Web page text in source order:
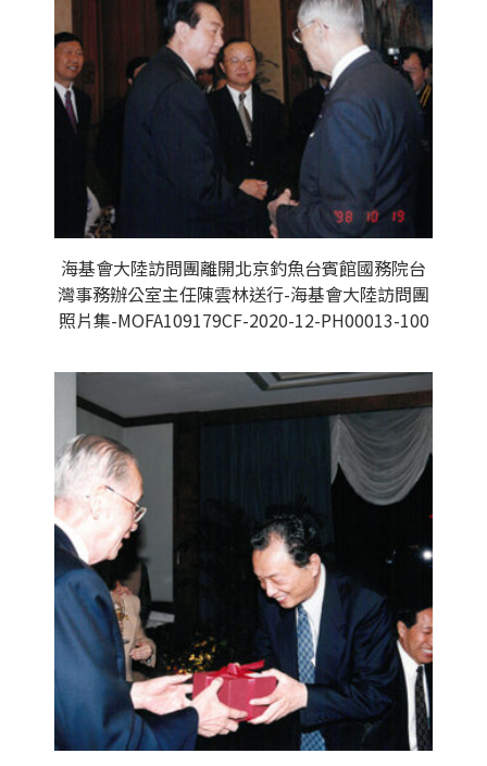
海基會大陸訪問團離開北京釣魚台賓館國務院台
灣事務辦公室主任陳雲林送行-海基會大陸訪問團
照片集-MOFA109179CF-2020-12-PH00013-100